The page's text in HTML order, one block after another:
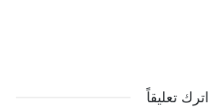
اترك تعليقاً